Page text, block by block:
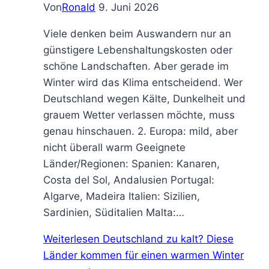
VonRonald 9. Juni 2026
Viele denken beim Auswandern nur an
günstigere Lebenshaltungskosten oder
schöne Landschaften. Aber gerade im
Winter wird das Klima entscheidend. Wer
Deutschland wegen Kälte, Dunkelheit und
grauem Wetter verlassen möchte, muss
genau hinschauen. 2. Europa: mild, aber
nicht überall warm Geeignete
Länder/Regionen: Spanien: Kanaren,
Costa del Sol, Andalusien Portugal:
Algarve, Madeira Italien: Sizilien,
Sardinien, Süditalien Malta:…
Weiterlesen Deutschland zu kalt? Diese
Länder kommen für einen warmen Winter